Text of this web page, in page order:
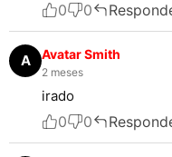
0 0
A Avatar Smith
2 meses
irado
0 0